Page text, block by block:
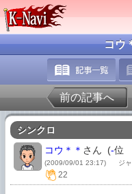
コウ
前の記事へ
シンクロ
コウ＊＊ さん (-位
(2009/09/01 23:17) ジ
22